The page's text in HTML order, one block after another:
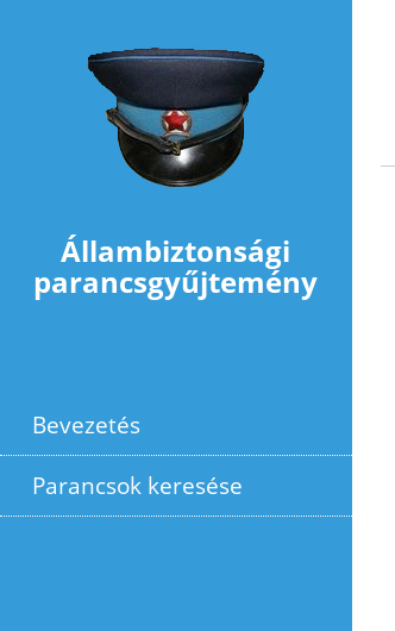
Állambiztonsági
parancsgyűjtemény
Bevezetés
Parancsok keresése